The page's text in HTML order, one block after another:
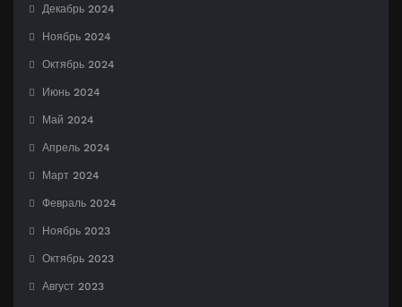
Декабрь 2024
Ноябрь 2024
Октябрь 2024
Июнь 2024
Май 2024
Апрель 2024
Март 2024
Февраль 2024
Ноябрь 2023
Октябрь 2023
Август 2023